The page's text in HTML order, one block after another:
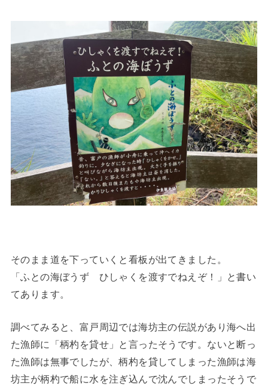
そのまま道を下っていくと看板が出てきました。
「ふとの海ぼうず ひしゃくを渡すでねえぞ！」と書い
てあります。
調べてみると、富戸周辺では海坊主の伝説があり海へ出
た漁師に「柄杓を貸せ」と言ったそうです。ないと断っ
た漁師は無事でしたが、柄杓を貸してしまった漁師は海
坊主が柄杓で船に水を注ぎ込んで沈んでしまったそうで